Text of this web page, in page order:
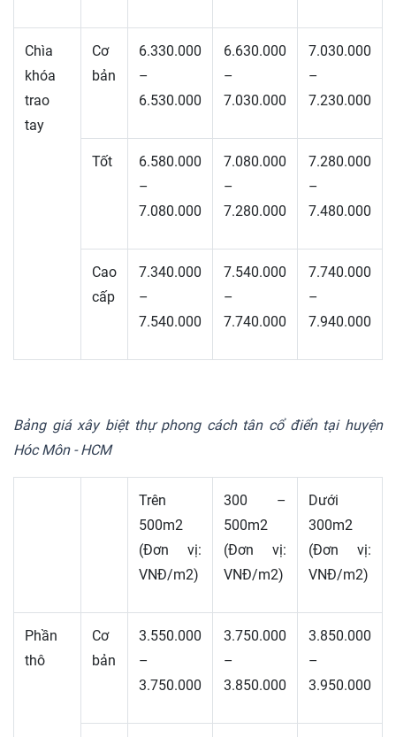
Chìa
khóa
trao
tay
Cơ
bản
6.330.000
–
6.530.000
6.630.000
–
7.030.000
7.030.000
–
7.230.000
Tốt
6.580.000
–
7.080.000
7.080.000
–
7.280.000
7.280.000
–
7.480.000
Cao
cấp
7.340.000
–
7.540.000
7.540.000
–
7.740.000
7.740.000
–
7.940.000
Bảng giá xây biệt thự phong cách tân cổ điển tại huyện
Hóc Môn - HCM
Trên
500m2
(Đơn vị:
VNĐ/m2)
300 –
500m2
(Đơn vị:
VNĐ/m2)
Dưới
300m2
(Đơn vị:
VNĐ/m2)
Phần
thô
Cơ
bản
3.550.000
–
3.750.000
3.750.000
–
3.850.000
3.850.000
–
3.950.000